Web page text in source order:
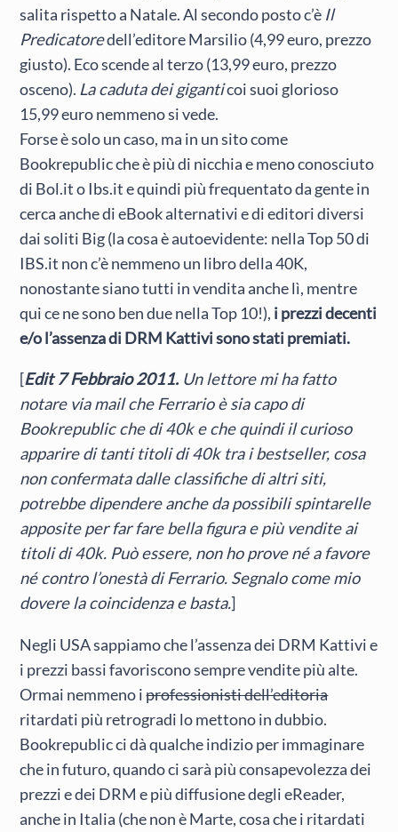
salita rispetto a Natale. Al secondo posto c’è Il
Predicatoredell’editore Marsilio (4,99 euro, prezzo
giusto). Eco scende al terzo (13,99 euro, prezzo
osceno). La caduta dei giganticoi suoi glorioso
15,99 euro nemmeno si vede.
Forse è solo un caso, ma in un sito come
Bookrepublic che è più di nicchia e meno conosciuto
di Bol.it o Ibs.it e quindi più frequentato da gente in
cerca anche di eBook alternativi e di editori diversi
dai soliti Big (la cosa è autoevidente: nella Top 50 di
IBS.it non c’è nemmeno un libro della 40K,
nonostante siano tutti in vendita anche lì, mentre
qui ce ne sono ben due nella Top 10!), i prezzi decenti
e/o l’assenza di DRM Kattivi sono stati premiati.
[Edit 7 Febbraio 2011. Un lettore mi ha fatto
notare via mail che Ferrario è sia capo di
Bookrepublic che di 40k e che quindi il curioso
apparire di tanti titoli di 40k tra i bestseller, cosa
non confermata dalle classifiche di altri siti,
potrebbe dipendere anche da possibili spintarelle
apposite per far fare bella figura e più vendite ai
titoli di 40k. Può essere, non ho prove né a favore
né contro l’onestà di Ferrario. Segnalo come mio
dovere la coincidenza e basta.]
Negli USA sappiamo che l’assenza dei DRM Kattivi e
i prezzi bassi favoriscono sempre vendite più alte.
Ormai nemmeno iprofessionisti dell’editoria
ritardati più retrogradi lo mettono in dubbio.
Bookrepublic ci dà qualche indizio per immaginare
che in futuro, quando ci sarà più consapevolezza dei
prezzi e dei DRM e più diffusione degli eReader,
anche in Italia (che non è Marte, cosa che i ritardati